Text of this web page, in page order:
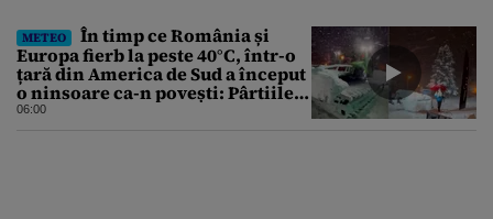
METEO
În timp ce România și
Europa fierb la peste 40°C, într-o
țară din America de Sud a început
o ninsoare ca-n povești: Pârtiile
s-au umplut de schiori
06:00